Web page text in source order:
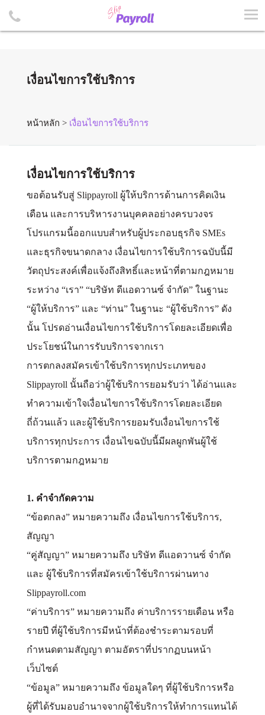
เงื่อนไขการใช้บริการ
หน้าหลัก > เงื่อนไขการใช้บริการ
เงื่อนไขการใช้บริการ
ขอต้อนรับสู่ Slippayroll ผู้ให้บริการด้านการคิดเงิน
เดือน และการบริหารงานบุคคลอย่างครบวงจร
โปรแกรมนี้ออกแบบสำหรับผู้ประกอบธุรกิจ SMEs
และธุรกิจขนาดกลาง เงื่อนไขการใช้บริการฉบับนี้มี
วัตถุประสงค์เพื่อแจ้งถึงสิทธิ์และหน้าที่ตามกฎหมาย
ระหว่าง “เรา” “บริษัท ดีแอดวานซ์ จำกัด” ในฐานะ
“ผู้ให้บริการ” และ “ท่าน” ในฐานะ “ผู้ใช้บริการ” ดัง
นั้น โปรดอ่านเงื่อนไขการใช้บริการโดยละเอียดเพื่อ
ประโยชน์ในการรับบริการจากเรา
การตกลงสมัครเข้าใช้บริการทุกประเภทของ
Slippayroll นั้นถือว่าผู้ใช้บริการยอมรับว่า ได้อ่านและ
ทำความเข้าใจเงื่อนไขการใช้บริการโดยละเอียด
ถี่ถ้วนแล้ว และผู้ใช้บริการยอมรับเงื่อนไขการใช้
บริการทุกประการ เงื่อนไขฉบับนี้มีผลผูกพันผู้ใช้
บริการตามกฎหมาย
1. คำจำกัดความ
“ข้อตกลง” หมายความถึง เงื่อนไขการใช้บริการ,
สัญญา
“คู่สัญญา” หมายความถึง บริษัท ดีแอดวานซ์ จำกัด
และ ผู้ใช้บริการที่สมัครเข้าใช้บริการผ่านทาง
Slippayroll.com
“ค่าบริการ” หมายความถึง ค่าบริการรายเดือน หรือ
รายปี ที่ผู้ใช้บริการมีหน้าที่ต้องชำระตามรอบที่
กำหนดตามสัญญา ตามอัตราที่ปรากฏบนหน้า
เว็บไซต์
“ข้อมูล” หมายความถึง ข้อมูลใดๆ ที่ผู้ใช้บริการหรือ
ผู้ที่ได้รับมอบอำนาจจากผู้ใช้บริการให้ทำการแทนได้